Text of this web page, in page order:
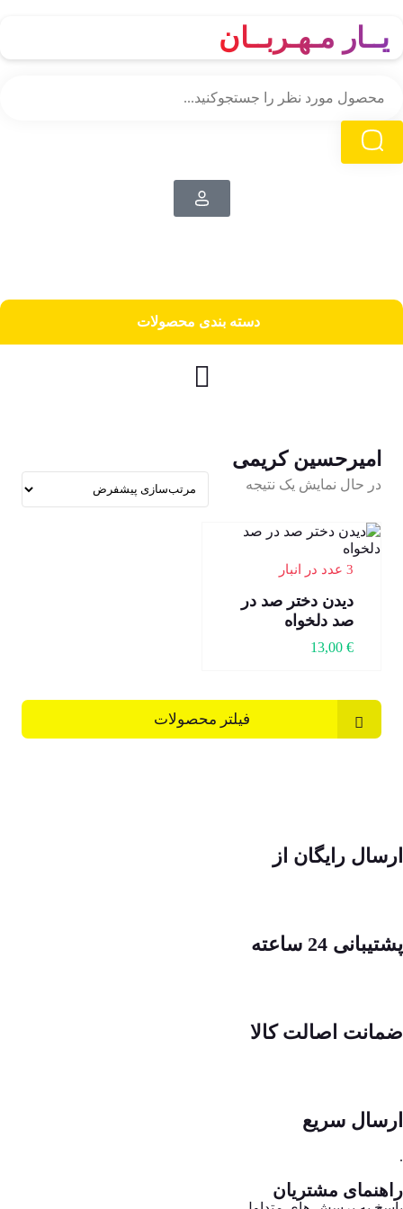
یــار مـهـربــان
دسته‌ بندی محصولات
امیرحسین کریمی
در حال نمایش یک نتیجه
3 عدد در انبار
دیدن دختر صد در
صد دلخواه
13,00 €
فیلتر محصولات
ارسال رایگان از
پشتیبانی 24 ساعته
ضمانت اصالت کالا
ارسال سریع
.
راهنمای مشتریان